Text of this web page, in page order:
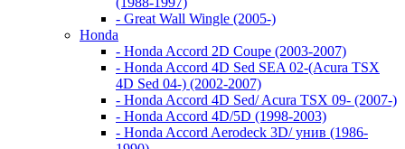
- Great Wall Wingle (2005-)
Honda
- Honda Accord 2D Coupe (2003-2007)
- Honda Accord 4D Sed SEA 02-(Acura TSX
4D Sed 04-) (2002-2007)
- Honda Accord 4D Sed/ Acura TSX 09- (2007-)
- Honda Accord 4D/5D (1998-2003)
- Honda Accord Aerodeck 3D/ унив (1986-